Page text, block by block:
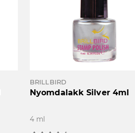
BRILLBIRD
Nyomdalakk Silver 4ml
4 ml